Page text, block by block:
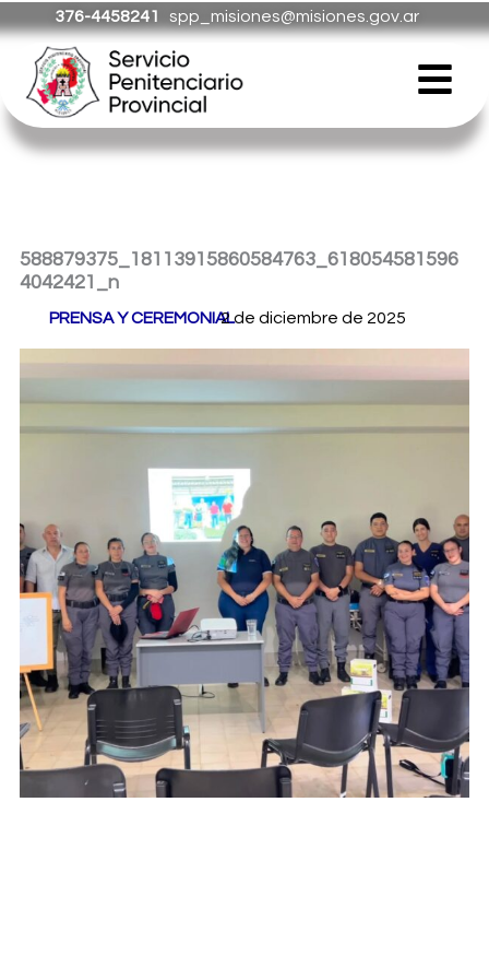
al
contenido
376-4458241 spp_misiones@misiones.gov.ar
588879375_18113915860584763_618054581596
4042421_n
PRENSA Y CEREMONIAL/
2 de diciembre de 2025